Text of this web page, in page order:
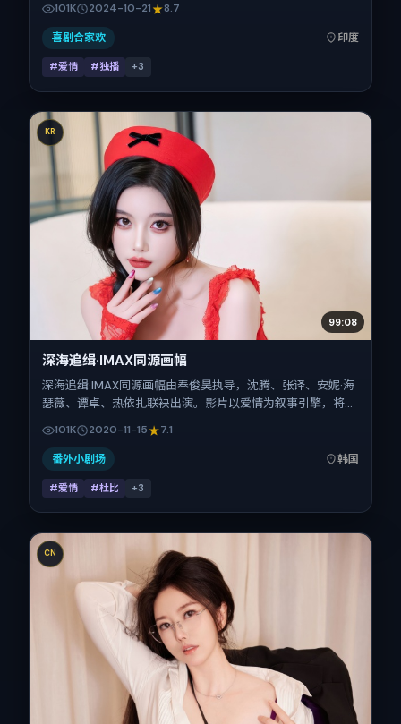
10-21 起陆续登陆院线与网络平台，国庆档前后公映，片长131
分钟。
101K 2024-10-21 8.7
喜剧合家欢 印度
#爱情 #独播 +3
KR
99:08
深海追缉·IMAX同源画幅
深海追缉·IMAX同源画幅由奉俊昊执导，沈腾、张译、安妮·海
瑟薇、谭卓、热依扎联袂出演。影片以爱情为叙事引擎，将故
转。2020年11月15日于韩国首映（贺岁档前后），片长160分
钟，适合喜欢强情节与细腻表演的观众。
101K 2020-11-15 7.1
番外小剧场 韩国
#爱情 #杜比 +3
CN